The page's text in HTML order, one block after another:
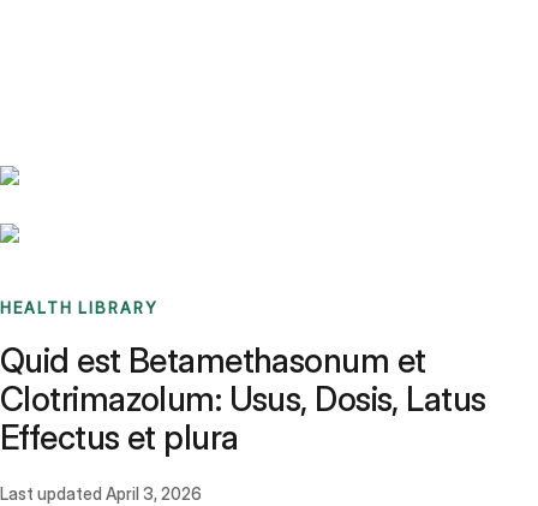
HEALTH LIBRARY
Quid est Betamethasonum et
Clotrimazolum: Usus, Dosis, Latus
Effectus et plura
Last updated April 3, 2026